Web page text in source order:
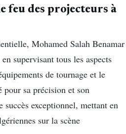
feu des projecteurs à
Mohamed Salah Benamar
supervisant tous les aspects
de tournage et le
pour sa précision et son
succès exceptionnel, mettant en
sur la scène